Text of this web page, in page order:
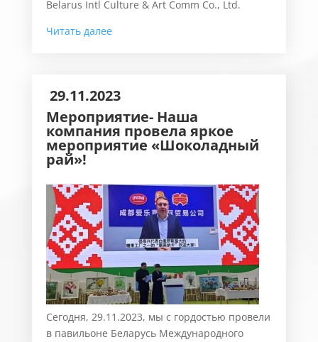
Belarus Intl Culture & Art Comm Co., Ltd.
Читать далее
29.11.2023
Мероприятие- Наша
компания провела яркое
мероприятие «Шоколадный
рай»!
Сегодня, 29.11.2023, мы с гордостью провели
в павильоне Беларусь Международного